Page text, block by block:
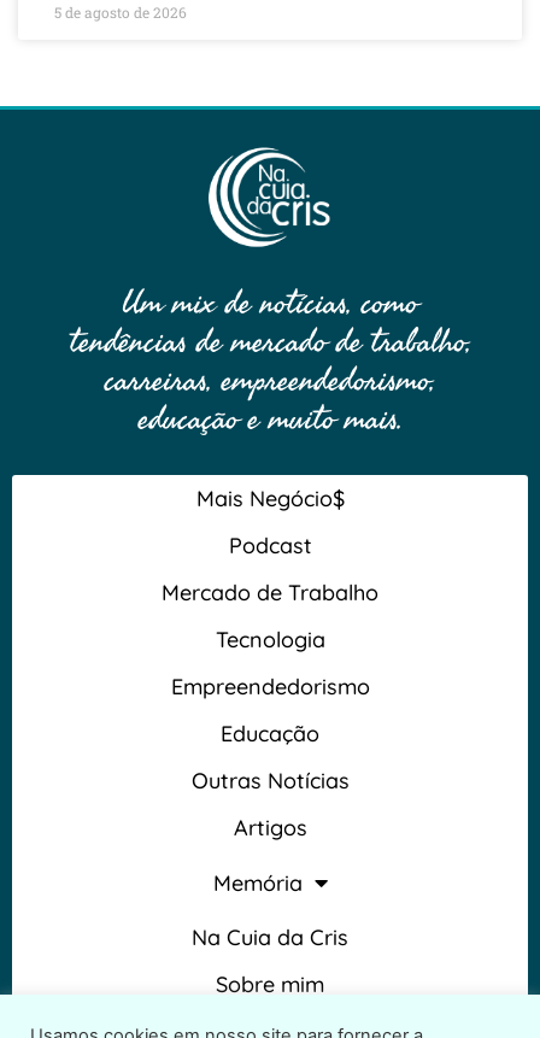
5 de agosto de 2026
Um mix de notícias, como
tendências de mercado de trabalho,
carreiras, empreendedorismo,
educação e muito mais.
Mais Negócio$
Podcast
Mercado de Trabalho
Tecnologia
Empreendedorismo
Educação
Outras Notícias
Artigos
Memória
Na Cuia da Cris
Sobre mim
Termos e Condições